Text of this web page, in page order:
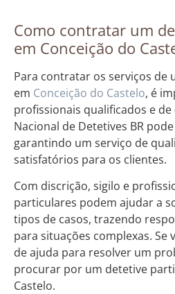
Como contratar um
em Conceição do
Para contratar os serviços de
em Conceição do Castelo, é
profissionais qualificados e de
Nacional de Detetives BR
garantindo um serviço de
satisfatórios para os clientes.
Com discrição, sigilo e
particulares podem ajudar a
tipos de casos, trazendo
para situações complexas. Se
de ajuda para resolver um
procurar por um detetive
Castelo.